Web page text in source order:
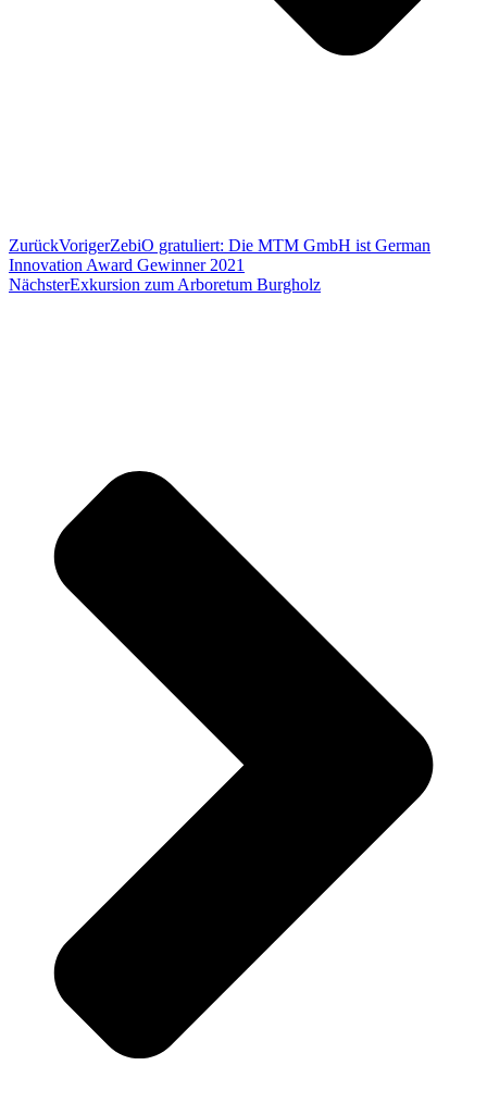
ZurückVorigerZebiO gratuliert: Die MTM GmbH ist German
Innovation Award Gewinner 2021
NächsterExkursion zum Arboretum Burgholz